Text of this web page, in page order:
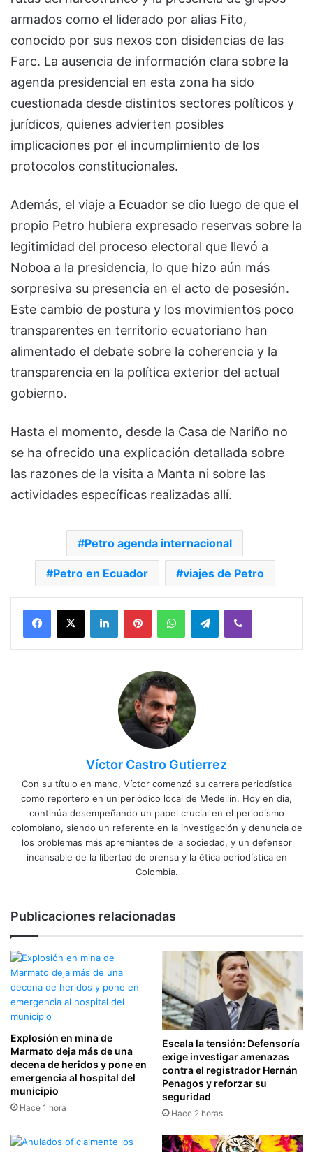
armados como el liderado por alias Fito,
conocido por sus nexos con disidencias de las
Farc. La ausencia de información clara sobre la
agenda presidencial en esta zona ha sido
cuestionada desde distintos sectores políticos y
jurídicos, quienes advierten posibles
implicaciones por el incumplimiento de los
protocolos constitucionales.
Además, el viaje a Ecuador se dio luego de que el
propio Petro hubiera expresado reservas sobre la
legitimidad del proceso electoral que llevó a
Noboa a la presidencia, lo que hizo aún más
sorpresiva su presencia en el acto de posesión.
Este cambio de postura y los movimientos poco
transparentes en territorio ecuatoriano han
alimentado el debate sobre la coherencia y la
transparencia en la política exterior del actual
gobierno.
Hasta el momento, desde la Casa de Nariño no
se ha ofrecido una explicación detallada sobre
las razones de la visita a Manta ni sobre las
actividades específicas realizadas allí.
Petro agenda internacional
Petro en Ecuador viajes de Petro
Facebook
X LinkedInPinterestWhatsAppTelegramViber
Víctor Castro Gutierrez
Con su título en mano, Víctor comenzó su carrera periodística
como reportero en un periódico local de Medellín. Hoy en día,
continúa desempeñando un papel crucial en el periodismo
colombiano, siendo un referente en la investigación y denuncia de
los problemas más apremiantes de la sociedad, y un defensor
incansable de la libertad de prensa y la ética periodística en
Colombia.
Publicaciones relacionadas
Explosión en mina de
Marmato deja más de una
decena de heridos y pone en
emergencia al hospital del
municipio
Hace 1 hora
Escala la tensión: Defensoría
exige investigar amenazas
contra el registrador Hernán
Penagos y reforzar su
seguridad
Hace 2 horas